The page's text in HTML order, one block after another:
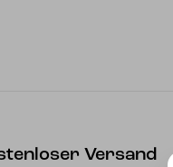
Versand